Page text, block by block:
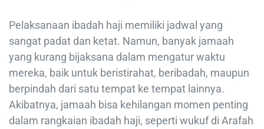
Pelaksanaan ibadah haji memiliki jadwal yang
sangat padat dan ketat. Namun, banyak jamaah
yang kurang bijaksana dalam mengatur waktu
mereka, baik untuk beristirahat, beribadah, maupun
berpindah dari satu tempat ke tempat lainnya.
Akibatnya, jamaah bisa kehilangan momen penting
dalam rangkaian ibadah haji, seperti wukuf di Arafah